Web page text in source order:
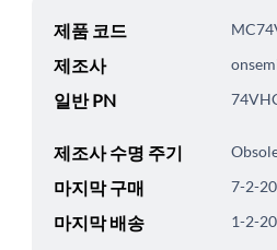
제품 코드
제조사
일반 PN
제조사 수명 주기
마지막 구매 7-2-
마지막 배송 1-2-